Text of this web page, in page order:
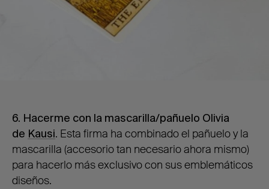
6. Hacerme con la mascarilla/pañuelo Olivia
de Kausi. Esta firma ha combinado el pañuelo y la
mascarilla (accesorio tan necesario ahora mismo)
para hacerlo más exclusivo con sus emblemáticos
diseños.